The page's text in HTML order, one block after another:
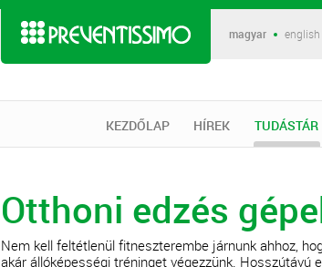
magyar english
KEZDŐLAP HÍREK TUDÁSTÁR
Otthoni edzés
Nem kell feltétlenül fitneszterembe járnunk ahhoz,
akár állóképességi tréninget végezzünk. Hosszútávú